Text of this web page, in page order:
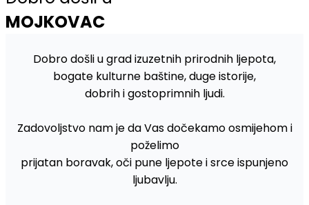
MOJKOVAC
Dobro došli u grad izuzetnih prirodnih ljepota,
bogate kulturne baštine, duge istorije,
dobrih i gostoprimnih ljudi.
Zadovoljstvo nam je da Vas dočekamo osmijehom i
poželimo
prijatan boravak, oči pune ljepote i srce ispunjeno
ljubavlju.